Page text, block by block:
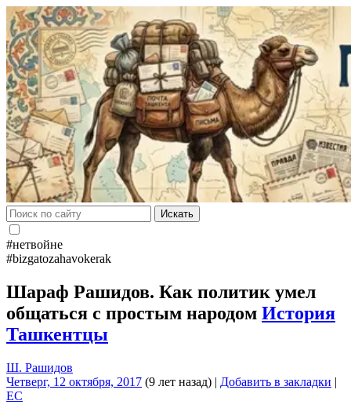
Искать
#нетвойне
#bizgatozahavokerak
Шараф Рашидов. Как политик умел
общаться с простым народом История
Ташкентцы
Ш. Рашидов
Четверг, 12 октября, 2017 (9 лет назад) | Добавить в закладки |
EC